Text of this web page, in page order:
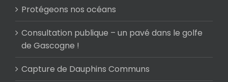
Protégeons nos océans
Consultation publique – un pavé dans le golfe
de Gascogne !
Capture de Dauphins Communs